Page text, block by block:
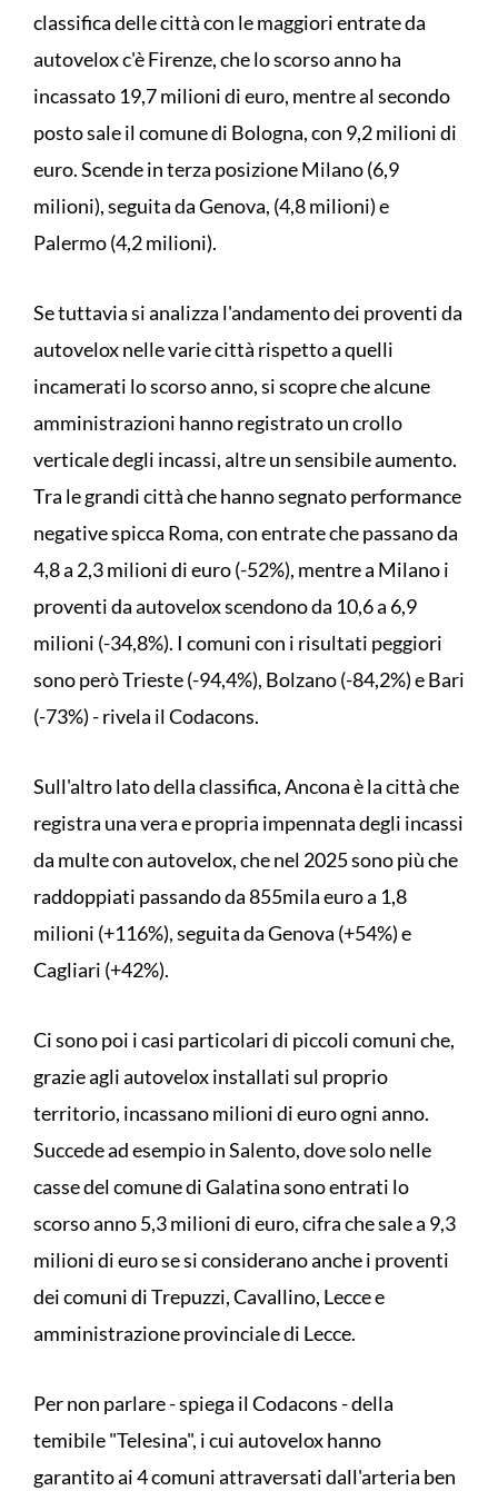
classifica delle città con le maggiori entrate da
autovelox c'è Firenze, che lo scorso anno ha
incassato 19,7 milioni di euro, mentre al secondo
posto sale il comune di Bologna, con 9,2 milioni di
euro. Scende in terza posizione Milano (6,9
milioni), seguita da Genova, (4,8 milioni) e
Palermo (4,2 milioni).
Se tuttavia si analizza l'andamento dei proventi da
autovelox nelle varie città rispetto a quelli
incamerati lo scorso anno, si scopre che alcune
amministrazioni hanno registrato un crollo
verticale degli incassi, altre un sensibile aumento.
Tra le grandi città che hanno segnato performance
negative spicca Roma, con entrate che passano da
4,8 a 2,3 milioni di euro (-52%), mentre a Milano i
proventi da autovelox scendono da 10,6 a 6,9
milioni (-34,8%). I comuni con i risultati peggiori
sono però Trieste (-94,4%), Bolzano (-84,2%) e Bari
(-73%) - rivela il Codacons.
Sull'altro lato della classifica, Ancona è la città che
registra una vera e propria impennata degli incassi
da multe con autovelox, che nel 2025 sono più che
raddoppiati passando da 855mila euro a 1,8
milioni (+116%), seguita da Genova (+54%) e
Cagliari (+42%).
Ci sono poi i casi particolari di piccoli comuni che,
grazie agli autovelox installati sul proprio
territorio, incassano milioni di euro ogni anno.
Succede ad esempio in Salento, dove solo nelle
casse del comune di Galatina sono entrati lo
scorso anno 5,3 milioni di euro, cifra che sale a 9,3
milioni di euro se si considerano anche i proventi
dei comuni di Trepuzzi, Cavallino, Lecce e
amministrazione provinciale di Lecce.
Per non parlare - spiega il Codacons - della
temibile "Telesina", i cui autovelox hanno
garantito ai 4 comuni attraversati dall'arteria ben